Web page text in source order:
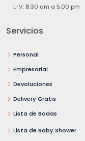
L-V: 8:30 am a 5:00 pm
Servicios
Personal
Empresarial
Devoluciones
Delivery Gratis
Lista de Bodas
Lista de Baby Shower